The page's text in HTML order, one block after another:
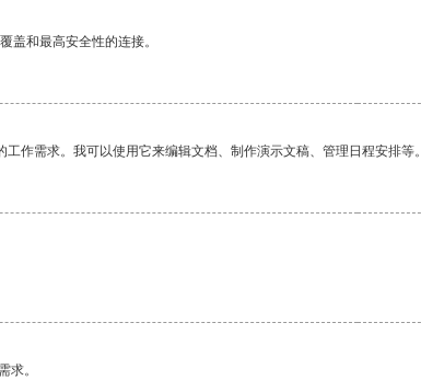
盖和最高安全性的连接。
作需求。我可以使用它来编辑文档、制作演示文稿、管理日程安排等。
求。